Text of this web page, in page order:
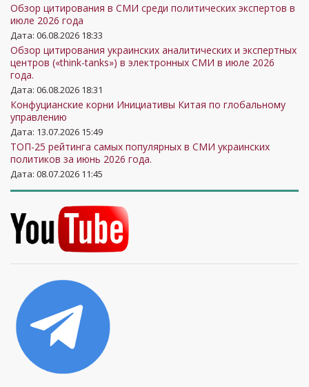
Обзор цитирования в СМИ среди политических экспертов в
июле 2026 года
Дата: 06.08.2026 18:33
Обзор цитирования украинских аналитических и экспертных
центров («think-tanks») в электронных СМИ в июле 2026
года.
Дата: 06.08.2026 18:31
Конфуцианские корни Инициативы Китая по глобальному
управлению
Дата: 13.07.2026 15:49
ТОП-25 рейтинга самых популярных в СМИ украинских
политиков за июнь 2026 года.
Дата: 08.07.2026 11:45